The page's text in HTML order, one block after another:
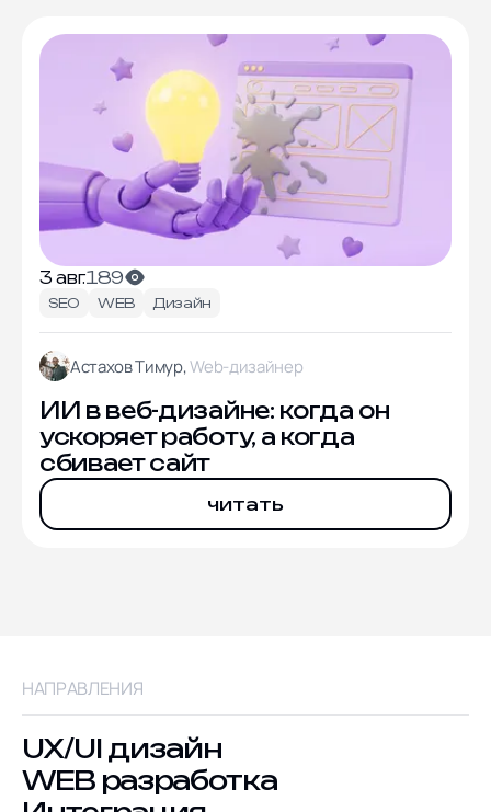
3 авг.189
SEO WEB Дизайн
Астахов Тимур,Web-дизайнер
ИИ в веб-дизайне: когда он
ускоряет работу, а когда
сбивает сайт
читать
НАПРАВЛЕНИЯ
UX/UI дизайн
WEB разработка